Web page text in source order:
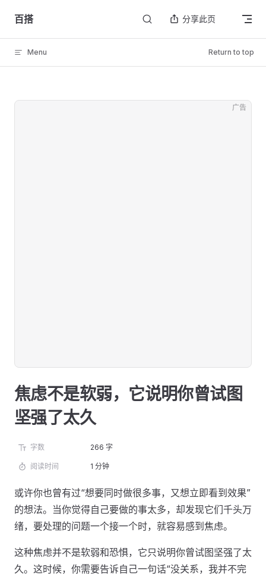
Skip to content
百搭 分享此页
Menu Return to top
广告
焦虑不是软弱，它说明你曾试图
坚强了太久
字数 266 字
阅读时间 1 分钟
或许你也曾有过“想要同时做很多事，又想立即看到效果”
的想法。当你觉得自己要做的事太多，却发现它们千头万
绪，要处理的问题一个接一个时，就容易感到焦虑。
这种焦虑并不是软弱和恐惧，它只说明你曾试图坚强了太
久。这时候，你需要告诉自己一句话“没关系，我并不完